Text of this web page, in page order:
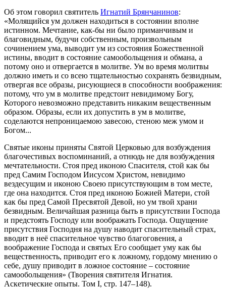
Об этом говорил святитель Игнатий Брянчанинов:
«Молящийся ум должен находиться в состоянии вполне
истинном. Мечтание, как-бы ни было приманчивым и
благовидным, будучи собственным, произвольным
сочинением ума, выводит ум из состояния Божественной
истины, вводит в состояние самообольщения и обмана, а
потому оно и отвергается в молитве. Ум во время молитвы
должно иметь и со всею тщательностью сохранять безвидным,
отвергая все образы, рисующиеся в способности воображения:
потому, что ум в молитве предстоит невидимому Богу,
Которого невозможно представить никаким вещественным
образом. Образы, если их допустить в ум в молитве,
соделаются непроницаемою завесою, стеною меж умом и
Богом...
Святые иконы приняты Святой Церковью для возбуждения
благочестивых воспоминаний, а отнюдь не для возбуждения
мечтательности. Стоя пред иконою Спасителя, стой как бы
пред Самим Господом Иисусом Христом, невидимо
вездесущим и иконою Своею присутствующим в том месте,
где она находится. Стоя пред иконою Божией Матери, стой
как бы пред Самой Пресвятой Девой, но ум твой храни
безвидным. Величайшая разница быть в присутствии Господа
и предстоять Господу или воображать Господа. Ощущение
присутствия Господня на душу наводит спасительный страх,
вводит в неё спасительное чувство благоговения, а
воображение Господа и святых Его сообщает уму как бы
вещественность, приводит его к ложному, гордому мнению о
себе, душу приводит в ложное состояние – состояние
самообольщения» (Творения святителя Игнатия.
Аскетические опыты. Том I, стр. 147–148).